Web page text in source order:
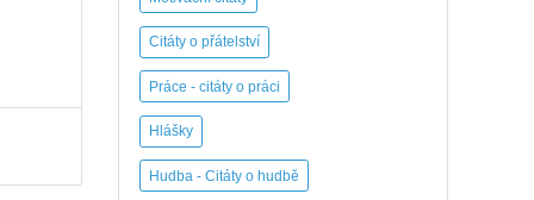
Citáty o přátelství
Práce - citáty o práci
Hlášky
Hudba - Citáty o hudbě